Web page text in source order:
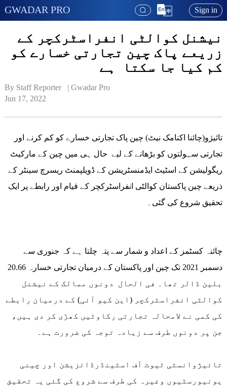
GWADAR PRO Sign in
نیشنل کوالٹی انفراسٹرکچر کے
زریعے پاک چین تجارتی خسارے کو
کم کیا جا سکتا ہے
By Staff Reporter   | Gwadar Pro
Jun 17, 2022
تائیژو(چائنا اکنامک نیٹ) چین پاک تجارتی خسارے کو کم کرنے اور
تجارتی سہولتوں کو بڑھانے کے لیے حال ہی میں چین کے مارکیٹ
ریگولیشن کے اسٹیٹ ایڈمنسٹریشن کے ڈویلپمنٹ ریسرچ سینٹر کے
ذریعے چین پاکستان کوالٹی انفراسٹرکچر کے قیام اور رابطے پر ایک
تحقیق شروع کی گئی۔
چائنہ کسٹمز کے اعداد و شمار سے پتہ چلتا ہے کہ جنوری سے
دسمبر 2021 تک چین اور پاکستان کے درمیان تجارتی خسارہ 20.66
بلین ڈالر تھا۔ فی الحال دونوں ممالک کے نیشنل
کوالٹی انفراسٹرکچر (این کیو آئی) کے درمیان رابطے
کی کمی نے لامحالہ تجارتی رکاوٹیں کھڑی کر دی ہیں،
جن پر دونوں طرف سے زیادہ توجہ کی ضرورت ہے۔
تائیژوانسٹی ٹیوٹ آف اسٹینڈرڈائزیشن اور چینی
یونیورسٹیوں وغیرہ کی طرف سے شروع کی گئی یہ تحقیق